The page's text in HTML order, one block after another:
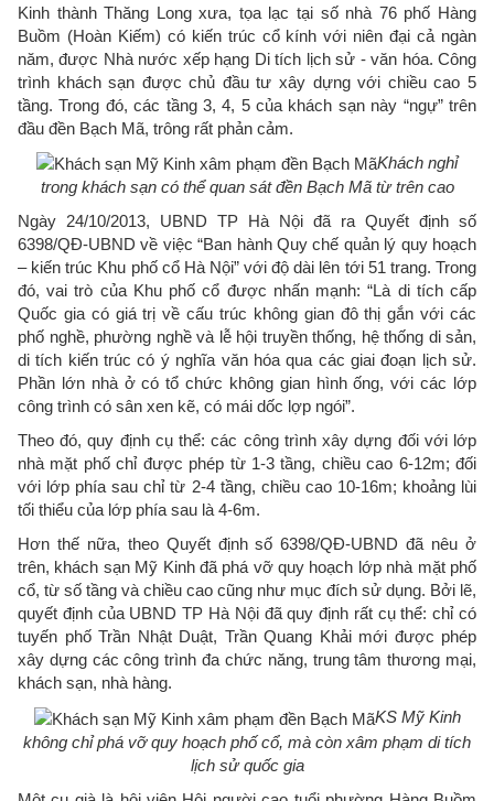
Kinh thành Thăng Long xưa, tọa lạc tại số nhà 76 phố Hàng
Buồm (Hoàn Kiếm) có kiến trúc cổ kính với niên đại cả ngàn
năm, được Nhà nước xếp hạng Di tích lịch sử - văn hóa. Công
trình khách sạn được chủ đầu tư xây dựng với chiều cao 5
tầng. Trong đó, các tầng 3, 4, 5 của khách sạn này “ngự” trên
đầu đền Bạch Mã, trông rất phản cảm.
Khách nghỉ
trong khách sạn có thể quan sát đền Bạch Mã từ trên cao
Ngày 24/10/2013, UBND TP Hà Nội đã ra Quyết định số
6398/QĐ-UBND về việc “Ban hành Quy chế quản lý quy hoạch
– kiến trúc Khu phố cổ Hà Nội” với độ dài lên tới 51 trang. Trong
đó, vai trò của Khu phố cổ được nhấn mạnh: “Là di tích cấp
Quốc gia có giá trị về cấu trúc không gian đô thị gắn với các
phố nghề, phường nghề và lễ hội truyền thống, hệ thống di sản,
di tích kiến trúc có ý nghĩa văn hóa qua các giai đoạn lịch sử.
Phần lớn nhà ở có tổ chức không gian hình ống, với các lớp
công trình có sân xen kẽ, có mái dốc lợp ngói”.
Theo đó, quy định cụ thể: các công trình xây dựng đối với lớp
nhà mặt phố chỉ được phép từ 1-3 tầng, chiều cao 6-12m; đối
với lớp phía sau chỉ từ 2-4 tầng, chiều cao 10-16m; khoảng lùi
tối thiểu của lớp phía sau là 4-6m.
Hơn thế nữa, theo Quyết định số 6398/QĐ-UBND đã nêu ở
trên, khách sạn Mỹ Kinh đã phá vỡ quy hoạch lớp nhà mặt phố
cổ, từ số tầng và chiều cao cũng như mục đích sử dụng. Bởi lẽ,
quyết định của UBND TP Hà Nội đã quy định rất cụ thể: chỉ có
tuyến phố Trần Nhật Duật, Trần Quang Khải mới được phép
xây dựng các công trình đa chức năng, trung tâm thương mại,
khách sạn, nhà hàng.
KS Mỹ Kinh
không chỉ phá vỡ quy hoạch phố cổ, mà còn xâm phạm di tích
lịch sử quốc gia